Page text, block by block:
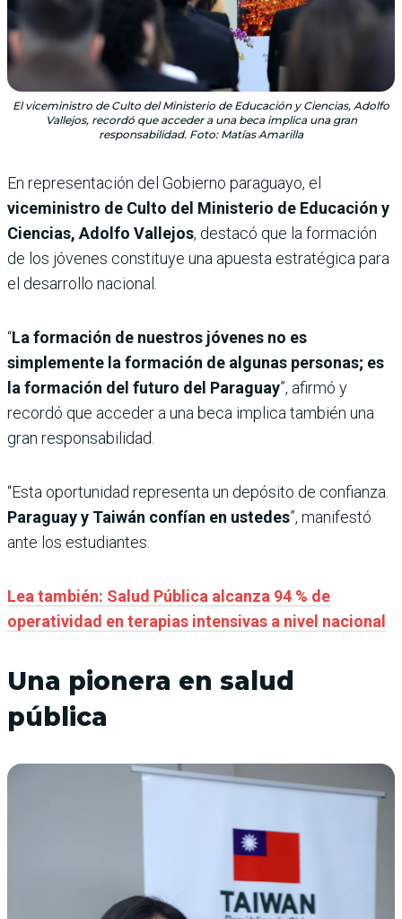
El viceministro de Culto del Ministerio de Educación y Ciencias, Adolfo
Vallejos, recordó que acceder a una beca implica una gran
responsabilidad. Foto: Matías Amarilla
En representación del Gobierno paraguayo, el
viceministro de Culto del Ministerio de Educación y
Ciencias, Adolfo Vallejos, destacó que la formación
de los jóvenes constituye una apuesta estratégica para
el desarrollo nacional.
“La formación de nuestros jóvenes no es
simplemente la formación de algunas personas; es
la formación del futuro del Paraguay”, afirmó y
recordó que acceder a una beca implica también una
gran responsabilidad.
“Esta oportunidad representa un depósito de confianza.
Paraguay y Taiwán confían en ustedes”, manifestó
ante los estudiantes.
Lea también: Salud Pública alcanza 94 % de
operatividad en terapias intensivas a nivel nacional
Una pionera en salud
pública